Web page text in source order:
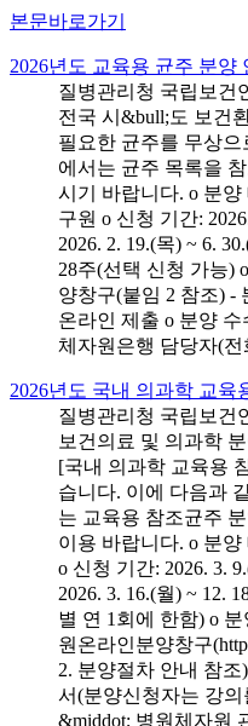
본문바로가기
2026년도 교육용 균주 분양
질병관리청 국립보건
전국 시&bull;도 보건
필요한 균주를 무상
에서는 균주 목록을
시기 바랍니다. o 분
구원 o 신청 기간:
2026. 2. 19.(목) ~ 6.
28주(선택 신청 가능)
양창구(붙임 2 참조) -
온라인 제출 o 분양
체자원은행 담당자(전
2026년도 국내 의과학 교육
질병관리청 국립보건
보건의료 및 의과학
[국내 의과학 교육용
습니다. 이에 다음과
는 교육용 참조균주
이용 바랍니다. o 분
o 신청 기간: 2026. 3.
2026. 3. 16.(월) ~ 12.
별 연 1회에 한함) o
원온라인분양창구
2. 분양절차 안내 참
서(분양신청자는 강
&middot; 병원체자원